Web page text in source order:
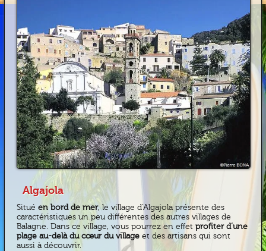
Algajola
Situéen bord de mer, le village d’Algajola présente des
caractéristiques un peu différentes des autres villages de
Balagne. Dans ce village, vous pourrez en effetprofiter d’une
plage au-delà du cœur du villageet des artisans qui sont
aussi à découvrir.